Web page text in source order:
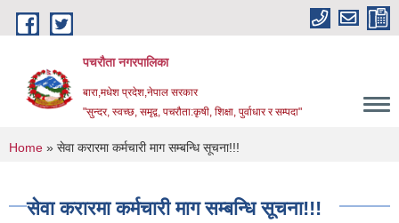
Skip to main content
पचरौता नगरपालिका
बारा,मधेश प्रदेश,नेपाल सरकार
"सुन्दर, स्वच्छ, समृद्व, पचरौता:कृषी, शिक्षा, पुर्वाधार र सम्पदा"
You are here
Home » सेवा करारमा कर्मचारी माग सम्बन्धि सूचना!!!
सेवा करारमा कर्मचारी माग सम्बन्धि सूचना!!!